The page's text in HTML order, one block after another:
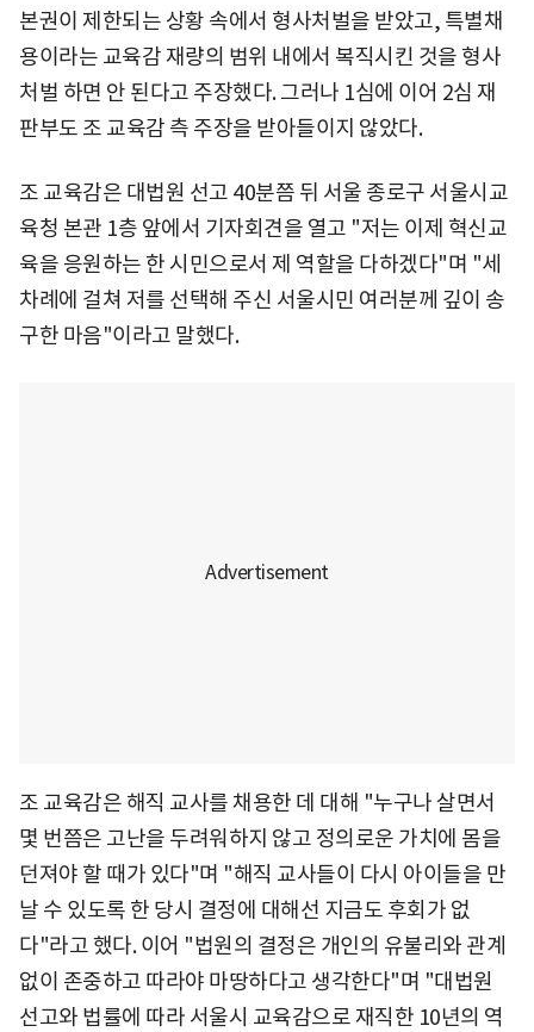
본권이 제한되는 상황 속에서 형사처벌을 받았고, 특별채
용이라는 교육감 재량의 범위 내에서 복직시킨 것을 형사
처벌 하면 안 된다고 주장했다. 그러나 1심에 이어 2심 재
판부도 조 교육감 측 주장을 받아들이지 않았다.
조 교육감은 대법원 선고 40분쯤 뒤 서울 종로구 서울시교
육청 본관 1층 앞에서 기자회견을 열고 "저는 이제 혁신교
육을 응원하는 한 시민으로서 제 역할을 다하겠다"며 "세
차례에 걸쳐 저를 선택해 주신 서울시민 여러분께 깊이 송
구한 마음"이라고 말했다.
조 교육감은 해직 교사를 채용한 데 대해 "누구나 살면서
몇 번쯤은 고난을 두려워하지 않고 정의로운 가치에 몸을
던져야 할 때가 있다"며 "해직 교사들이 다시 아이들을 만
날 수 있도록 한 당시 결정에 대해선 지금도 후회가 없
다"라고 했다. 이어 "법원의 결정은 개인의 유불리와 관계
없이 존중하고 따라야 마땅하다고 생각한다"며 "대법원
선고와 법률에 따라 서울시 교육감으로 재직한 10년의 역